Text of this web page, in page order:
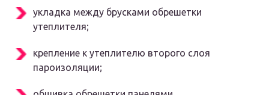
укладка между брусками обрешетки
утеплителя;
крепление к утеплителю второго слоя
пароизоляции;